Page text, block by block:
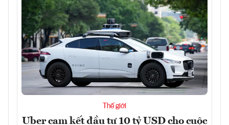
Thế giới
Uber cam kết đầu tư 10 tỷ USD cho cuộc